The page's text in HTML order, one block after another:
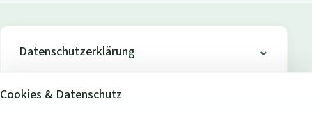
Datenschutzerklärung
Cookies & Datenschutz